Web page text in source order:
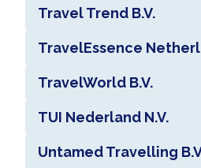
Travel Trend B.V.
TravelEssence
TravelWorld B.V.
TUI Nederland N.V.
Untamed Travelling